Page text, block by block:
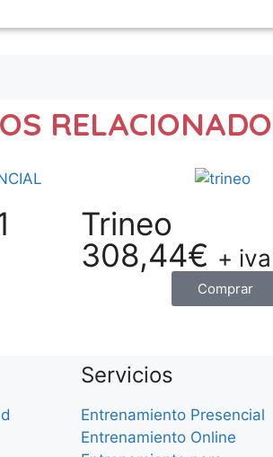
Trineo
308,44€ + iva
Comprar
Servicios
Entrenamiento Presencial
Entrenamiento Online